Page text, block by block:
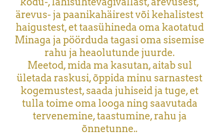
ärevus- ja paanikahäirest või kehalistest
haigustest, et taasühineda oma kaotatud
Minaga ja pöörduda tagasi oma sisemise
rahu ja heaolutunde juurde.
Meetod, mida ma kasutan, aitab sul
ületada raskusi, õppida minu sarnastest
kogemustest, saada juhiseid ja tuge, et
tulla toime oma looga ning saavutada
tervenemine, taastumine, rahu ja
õnnetunne..